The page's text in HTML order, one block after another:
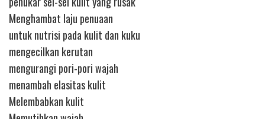
Menghambat laju penuaan
untuk nutrisi pada kulit dan kuku
mengecilkan kerutan
mengurangi pori-pori wajah
menambah elasitas kulit
Melembabkan kulit